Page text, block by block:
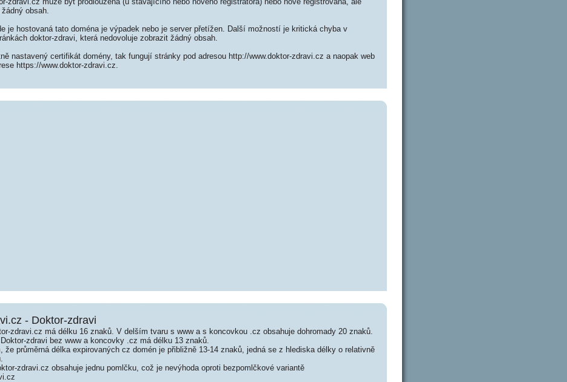
obsah.
je hostovaná tato doména je výpadek nebo je server přetížen. Další možností je kritická chyba v
doktor-zdravi, která nedovoluje zobrazit žádný obsah.
nastavený certifikát domény, tak fungují stránky pod adresou http://www.doktor-zdravi.cz a naopak web
https://www.doktor-zdravi.cz.
- Doktor-zdravi
zdravi.cz má délku 16 znaků. V delším tvaru s www a s koncovkou .cz obsahuje dohromady 20 znaků.
zdravi bez www a koncovky .cz má délku 13 znaků.
že průměrná délka expirovaných cz domén je přibližně 13-14 znaků, jedná se z hlediska délky o relativně
zdravi.cz obsahuje jednu pomlčku, což je nevýhoda oproti bezpomlčkové variantě